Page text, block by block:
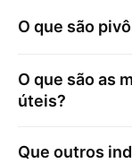
O que são
O que são as
úteis?
Que outros